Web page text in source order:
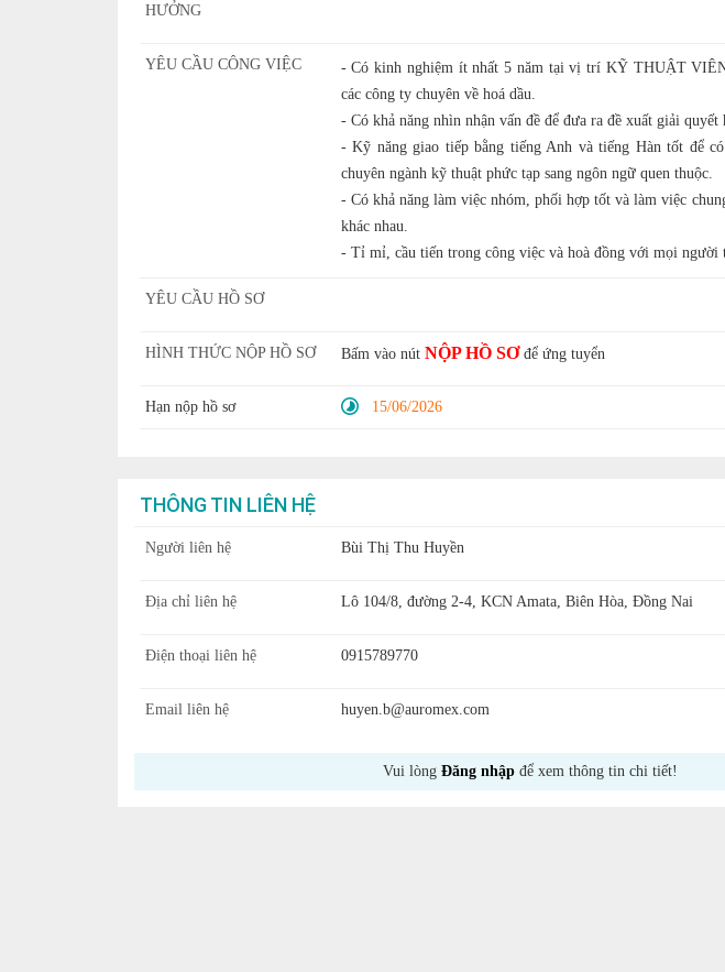
HƯỞNG
YÊU CẦU CÔNG VIỆC
- Có kinh nghiệm ít nhất 5 năm tại vị trí KỸ THUẬT
các công ty chuyên về hoá dầu.
- Có khả năng nhìn nhận vấn đề để đưa ra đề xuất giải quyết
- Kỹ năng giao tiếp bằng tiếng Anh và tiếng Hàn tốt để
chuyên ngành kỹ thuật phức tạp sang ngôn ngữ quen thuộc.
- Có khả năng làm việc nhóm, phối hợp tốt và làm việc
khác nhau.
- Tỉ mỉ, cầu tiến trong công việc và hoà đồng với mọi người
YÊU CẦU HỒ SƠ
HÌNH THỨC NỘP HỒ SƠ Bấm vào nút NỘP HỒ SƠđể ứng tuyển
Hạn nộp hồ sơ 15/06/2026
THÔNG TIN LIÊN HỆ
Người liên hệ Bùi Thị Thu Huyền
Địa chỉ liên hệ Lô 104/8, đường 2-4, KCN Amata, Biên Hòa, Đồng Nai
Điện thoại liên hệ 0915789770
Email liên hệ huyen.b@auromex.com
Vui lòng Đăng nhập để xem thông tin chi tiết!